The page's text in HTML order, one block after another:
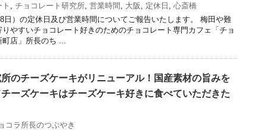
チョコレート研究所 営業時間 大阪 定休日
心斎橋
日）の定休日及び営業時間についてご報告いたします。 梅田や難
やすいチョコレート好きのためのチョコレート専門カフェ「チョ
店」所長のち ...
のチーズケーキがリニューアル！国産素材の旨みを
ーズケーキはチーズケーキ好きに食べていただきた
コラ所長のつぶやき